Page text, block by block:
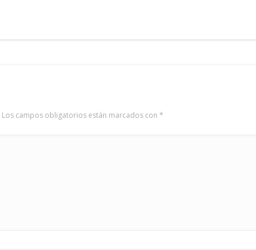
Los campos obligatorios están marcados con *